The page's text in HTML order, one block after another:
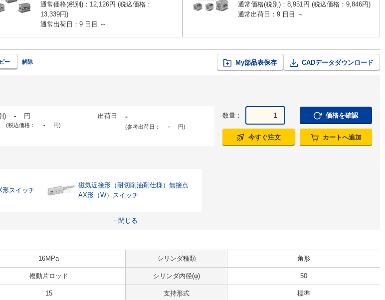
通常価格(税別)： 12,126円 (税込価格：
13,339円)
通常出荷日：9 日目 ～
通常価格(税別)： 8,951円 (税込価格： 9,846円)
通常出荷日：9 日目 ～
ー 解除 My部品表保存 CADデータダウンロード
) - 円
(税込価格： - 円)
出荷日 -
(参考出荷日： - 円)
数量： 価格を確認
今すぐ注文 カートへ追加
形スイッチ
磁気近接形（耐切削油剤仕様）無接点
AX形（W）スイッチ
－閉じる
16MPa シリンダ種類 角形
複動片ロッド シリンダ内径(φ) 50
15 支持形式 標準